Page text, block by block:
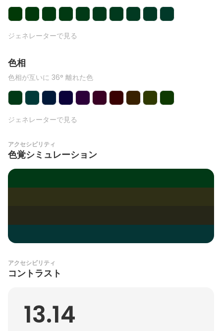
ジェネレーターで見る
色相
色相が互いに 36° 離れた色
ジェネレーターで見る
アクセシビリティ
色覚シミュレーション
アクセシビリティ
コントラスト
13.14